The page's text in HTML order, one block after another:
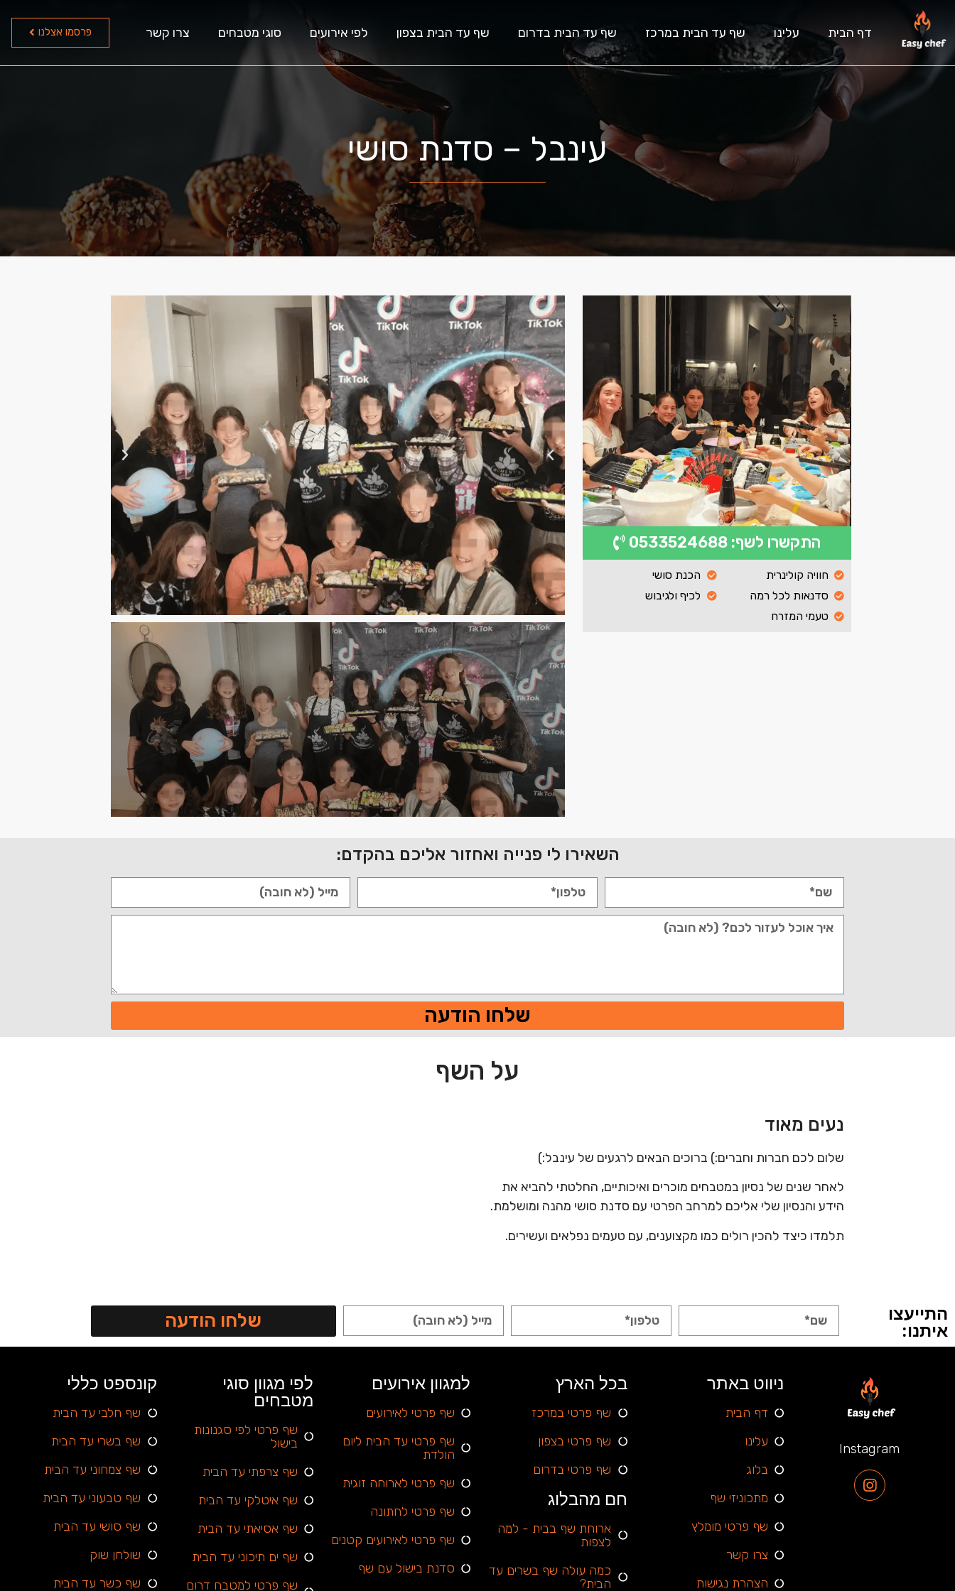
דף הבית עלינו שף עד הבית במרכז שף עד הבית בדרום שף עד הבית בצפון לפי אירועים סוגי מטבחים צרו קשר פרסמו אצלנו
עינבל – סדנת סושי
התקשרו לשף: 0533524688
חוויה קולינרית
סדנאות לכל רמה
טעמי המזרח
הכנת סושי
לכיף ולגיבוש
השאירו לי פנייה ואחזור אליכם בהקדם:
שלחו הודעה
על השף
נעים מאוד
שלום לכם חברות וחברים:) ברוכים הבאים לרגעים של עינבל:)
לאחר שנים של נסיון במטבחים מוכרים ואיכותיים, החלטתי להביא את
הידע והנסיון שלי אליכם למרחב הפרטי עם סדנת סושי מהנה ומושלמת.
תלמדו כיצד להכין רולים כמו מקצוענים, עם טעמים נפלאים ועשירים.
התייעצו
איתנו: שלחו הודעה
Instagram
ניווט באתר
דף הבית
עלינו
בלוג
מתכוניזי שף
שף פרטי מומלץ
צרו קשר
הצהרת נגישות
בכל הארץ
שף פרטי במרכז
שף פרטי בצפון
שף פרטי בדרום
חם מהבלוג
ארוחת שף בבית - למה
לצפות
כמה עולה שף בשרים עד
הבית?
למגוון אירועים
שף פרטי לאירועים
שף פרטי עד הבית ליום
הולדת
שף פרטי לארוחה זוגית
שף פרטי לחתונה
שף פרטי לאירועים קטנים
סדנת בישול עם שף
לפי מגוון סוגי
מטבחים
שף פרטי לפי סגנונות
בישול
שף צרפתי עד הבית
שף איטלקי עד הבית
שף אסיאתי עד הבית
שף ים תיכוני עד הבית
שף פרטי למטבח דרום
קונספט כללי
שף חלבי עד הבית
שף בשרי עד הבית
שף צמחוני עד הבית
שף טבעוני עד הבית
שף סושי עד הבית
שולחן שוק
שף כשר עד הבית